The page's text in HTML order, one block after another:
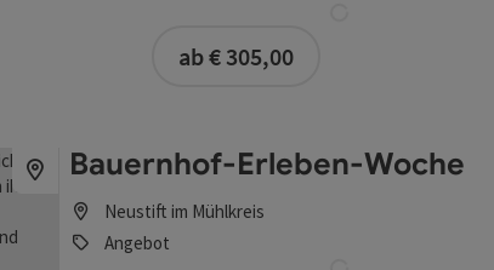
ab € 305,00
Bauernhof-Erleben-Woche
Neustift im Mühlkreis
Angebot